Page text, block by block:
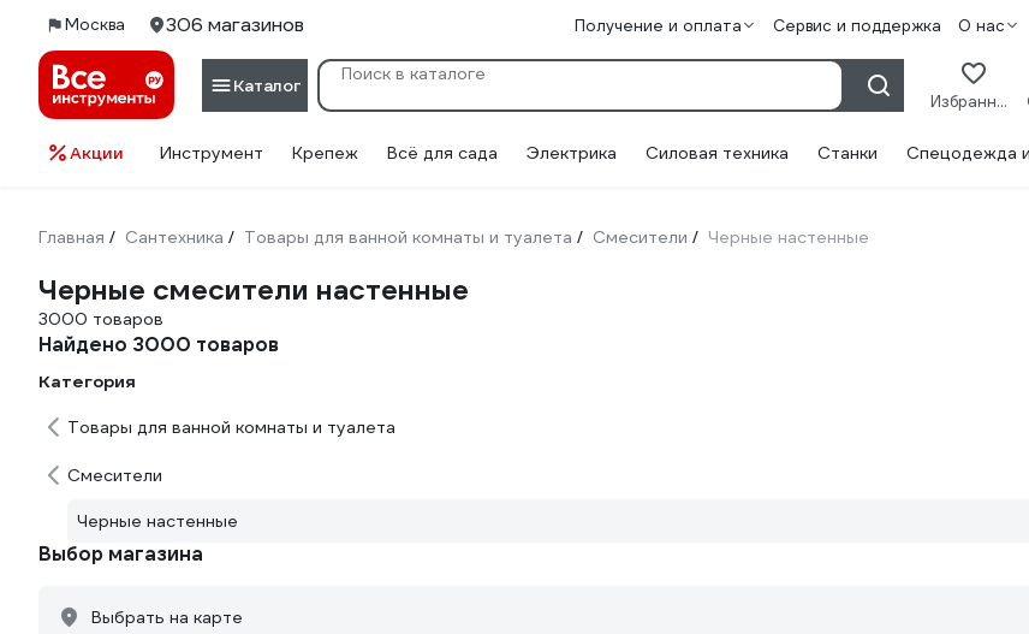
Москва 306 магазинов Получение и оплата Сервис и поддержка О нас
Каталог
Избранное
Акции Инструмент Крепеж Всё для сада Электрика Силовая техника Станки Спецодежда
Главная / Сантехника / Товары для ванной комнаты и туалета / Смесители / Черные настенные
Черные смесители настенные
3000 товаров
Найдено 3000 товаров
Категория
Товары для ванной комнаты и туалета
Смесители
Черные настенные
Выбор магазина
Выбрать на карте